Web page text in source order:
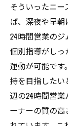
そういったニ
ば、深夜や早朝
24時間営業のジ
個別指導がし
運動が可能で
持を目指したい
辺の24時間営
ーナーの質の